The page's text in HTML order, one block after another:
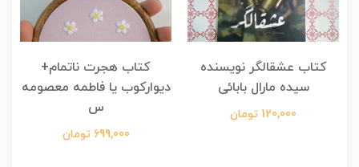
کتاب عشقالگر نویسنده
سیده مارال بابائی
120,000 تومان
کتاب هجرت ناتمام+
دیوارکوب یا فاطمه معصومه
س
699,000 تومان